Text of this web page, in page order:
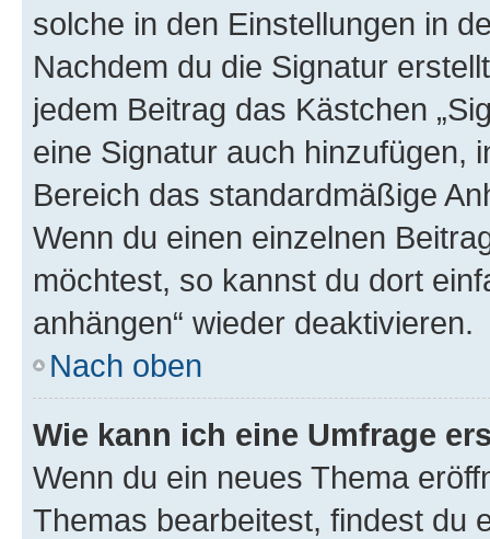
solche in den Einstellungen in
Nachdem du die Signatur
jedem Beitrag das Kästchen
eine Signatur auch hinzufügen,
Bereich das standardmäßige
Wenn du einen einzelnen
möchtest, so kannst du dort
anhängen“ wieder deaktivieren.
Nach oben
Wie kann ich eine Umfrage
Wenn du ein neues Thema
Themas bearbeitest, findest du